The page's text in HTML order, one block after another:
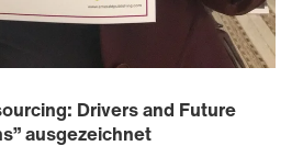
Drivers and Future
ausgezeichnet